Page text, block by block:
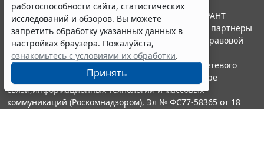
работоспособности сайта, статистических
исследований и обзоров. Вы можете
запретить обработку указанных данных в
настройках браузера. Пожалуйста,
ознакомьтесь с условиями их обработки.
Принять
© ООО "НПП "ГАРАНТ-СЕРВИС", 2026. Система ГАРАНТ
выпускается с 1990 года. Компания "Гарант" и ее партнеры
являются участниками Российской ассоциации правовой
информации ГАРАНТ.
Портал ГАРАНТ.РУ зарегистрирован в качестве сетевого
издания Федеральной службой по надзору в сфере
связи,информационных технологий и массовых
коммуникаций (Роскомнадзором), Эл № ФС77-58365 от 18